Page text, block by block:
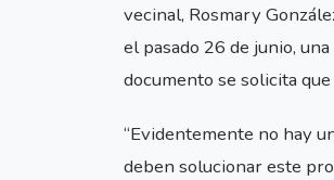
vecinal, Rosmary
el pasado 26 de junio,
documento se solicita
“Evidentemente no hay
deben solucionar este